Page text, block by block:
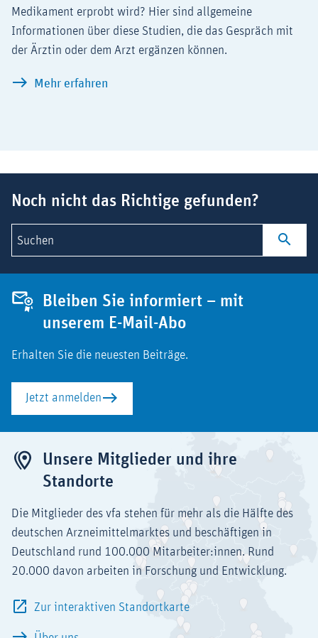
Medikament erprobt wird? Hier sind allgemeine
Informationen über diese Studien, die das Gespräch mit
der Ärztin oder dem Arzt ergänzen können.
Mehr erfahren
Noch nicht das Richtige gefunden?
Suchen
Bleiben Sie informiert – mit
unserem E-Mail-Abo
Erhalten Sie die neuesten Beiträge.
Jetzt anmelden
Unsere Mitglieder und ihre
Standorte
Die Mitglieder des vfa stehen für mehr als die Hälfte des
deutschen Arzneimittelmarktes und beschäftigen in
Deutschland rund 100.000 Mitarbeiter:innen. Rund
20.000 davon arbeiten in Forschung und Entwicklung.
Zur interaktiven Standortkarte